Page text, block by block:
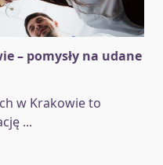
– pomysły na udane
w Krakowie to
...